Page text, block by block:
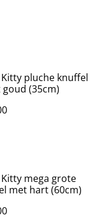
pluche knuffel
(35cm)
mega grote
met hart (60cm)